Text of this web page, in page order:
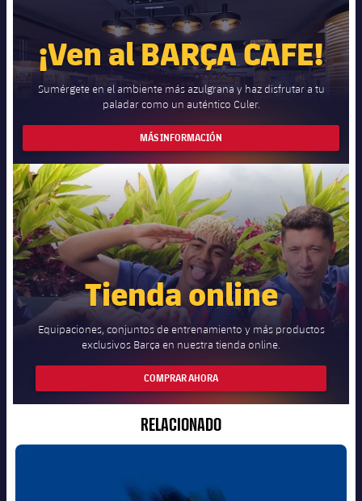
¡Ven al BARÇA CAFE!
Sumérgete en el ambiente más azulgrana y haz disfrutar a tu
paladar como un auténtico Culer.
MÁS INFORMACIÓN
Tienda online
Equipaciones, conjuntos de entrenamiento y más productos
exclusivos Barça en nuestra tienda online.
COMPRAR AHORA
RELACIONADO
FC Barcelona club badge